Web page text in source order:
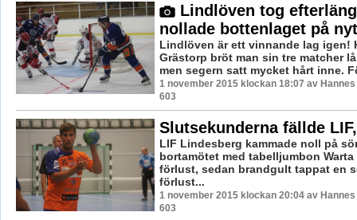
Lindlöven tog
nollade bottenlaget på
Lindlöven är ett vinnande lag igen!
Grästorp bröt man sin tre matcher
men segern satt mycket hårt inne.
1 november 2015 klockan 18:07 av Hannes
603
Slutsekunderna fällde
LIF Lindesberg kammade noll på
bortamötet med tabelljumbon
förlust, sedan brandgult tappat en
förlust...
1 november 2015 klockan 20:04 av Hannes
603